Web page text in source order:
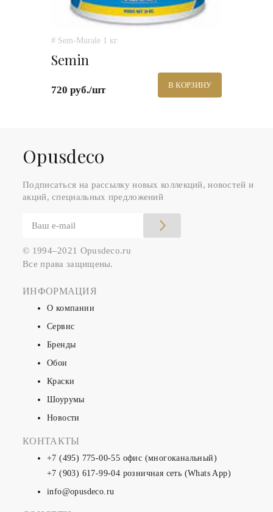
# Sem-Murale 1 кг.
Semin
720 руб./шт В КОРЗИНУ
Оpusdeco
Подписаться на рассылку новых коллекций, новостей и
акций, специальных предложений
© 1994–2021 Opusdeco.ru
Все права защищены.
ИНФОРМАЦИЯ
О компании
Сервис
Бренды
Обои
Краски
Шоурумы
Новости
КОНТАКТЫ
+7 (495) 775-00-55 офис (многоканальный)
+7 (903) 617-99-04 розничная сеть (Whats App)
info@opusdeco.ru